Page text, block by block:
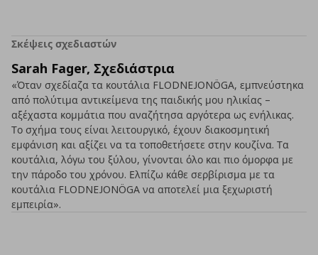
Σκέψεις σχεδιαστών
Sarah Fager, Σχεδιάστρια
«Όταν σχεδίαζα τα κουτάλια FLODNEJONÖGA, εμπνεύστηκα
από πολύτιμα αντικείμενα της παιδικής μου ηλικίας –
αξέχαστα κομμάτια που αναζήτησα αργότερα ως ενήλικας.
Το σχήμα τους είναι λειτουργικό, έχουν διακοσμητική
εμφάνιση και αξίζει να τα τοποθετήσετε στην κουζίνα. Τα
κουτάλια, λόγω του ξύλου, γίνονται όλο και πιο όμορφα με
την πάροδο του χρόνου. Ελπίζω κάθε σερβίρισμα με τα
κουτάλια FLODNEJONÖGA να αποτελεί μια ξεχωριστή
εμπειρία».